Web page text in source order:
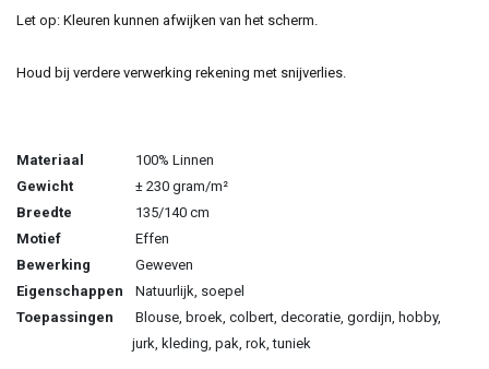
Let op: Kleuren kunnen afwijken van het scherm.
Houd bij verdere verwerking rekening met snijverlies.
Materiaal
100% Linnen
Gewicht
± 230 gram/m²
Breedte
135/140 cm
Motief
Effen
Bewerking
Geweven
Eigenschappen
Natuurlijk, soepel
Toepassingen
Blouse, broek, colbert, decoratie, gordijn, hobby,
jurk, kleding, pak, rok, tuniek